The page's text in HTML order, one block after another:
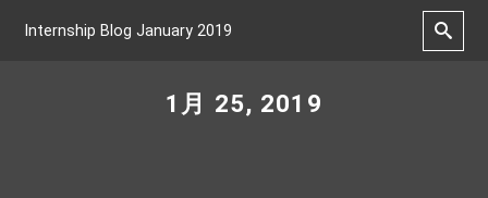
Internship Blog January 2019
1月 25, 2019